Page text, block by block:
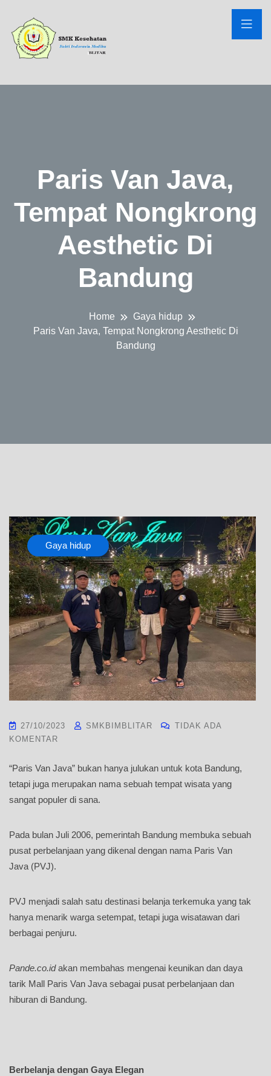
Paris Van Java,
Tempat Nongkrong
Aesthetic Di
Bandung
Home
Gaya hidup
Paris Van Java, Tempat Nongkrong Aesthetic Di
Bandung
Gaya hidup
27/10/2023 SMKBIMBLITAR
TIDAK ADA
KOMENTAR
“Paris Van Java” bukan hanya julukan untuk kota Bandung,
tetapi juga merupakan nama sebuah tempat wisata yang
sangat populer di sana.
Pada bulan Juli 2006, pemerintah Bandung membuka sebuah
pusat perbelanjaan yang dikenal dengan nama Paris Van
Java (PVJ).
PVJ menjadi salah satu destinasi belanja terkemuka yang tak
hanya menarik warga setempat, tetapi juga wisatawan dari
berbagai penjuru.
Pande.co.idakan membahas mengenai keunikan dan daya
tarik Mall Paris Van Java sebagai pusat perbelanjaan dan
hiburan di Bandung.
Berbelanja dengan Gaya Elegan